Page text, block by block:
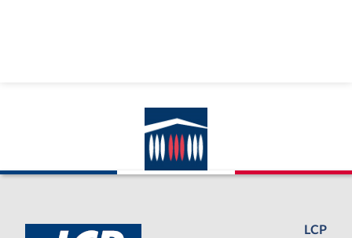
LCP